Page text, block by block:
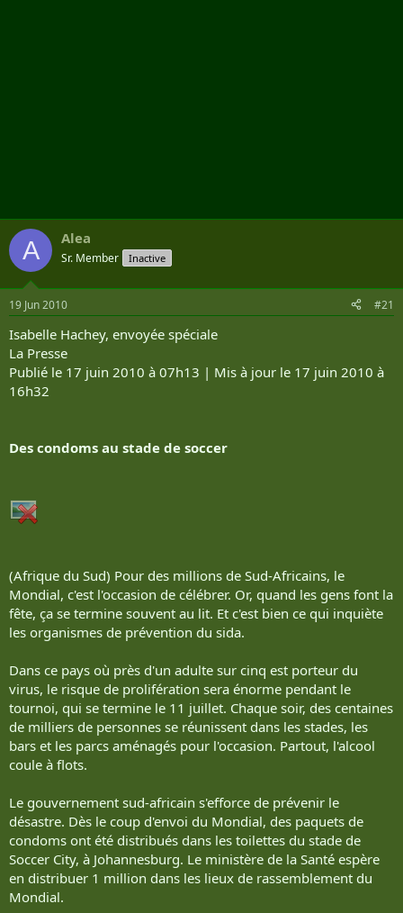
A Alea
Sr. Member Inactive
19 Jun 2010 #21
Isabelle Hachey, envoyée spéciale
La Presse
Publié le 17 juin 2010 à 07h13 | Mis à jour le 17 juin 2010 à
16h32
Des condoms au stade de soccer
(Afrique du Sud) Pour des millions de Sud-Africains, le
Mondial, c'est l'occasion de célébrer. Or, quand les gens font la
fête, ça se termine souvent au lit. Et c'est bien ce qui inquiète
les organismes de prévention du sida.
Dans ce pays où près d'un adulte sur cinq est porteur du
virus, le risque de prolifération sera énorme pendant le
tournoi, qui se termine le 11 juillet. Chaque soir, des centaines
de milliers de personnes se réunissent dans les stades, les
bars et les parcs aménagés pour l'occasion. Partout, l'alcool
coule à flots.
Le gouvernement sud-africain s'efforce de prévenir le
désastre. Dès le coup d'envoi du Mondial, des paquets de
condoms ont été distribués dans les toilettes du stade de
Soccer City, à Johannesburg. Le ministère de la Santé espère
en distribuer 1 million dans les lieux de rassemblement du
Mondial.